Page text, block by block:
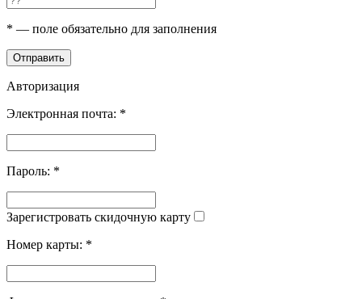
* — поле обязательно для заполнения
Отправить
Авторизация
Электронная почта: *
Пароль: *
Зарегистровать скидочную карту
Номер карты: *